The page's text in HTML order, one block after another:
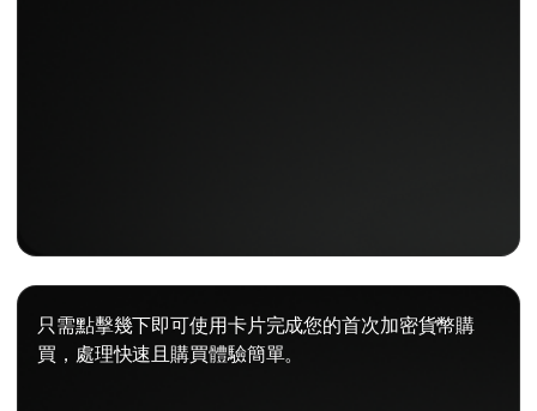
只需點擊幾下即可使用卡片完成您的首次加密貨幣購
買，處理快速且購買體驗簡單。